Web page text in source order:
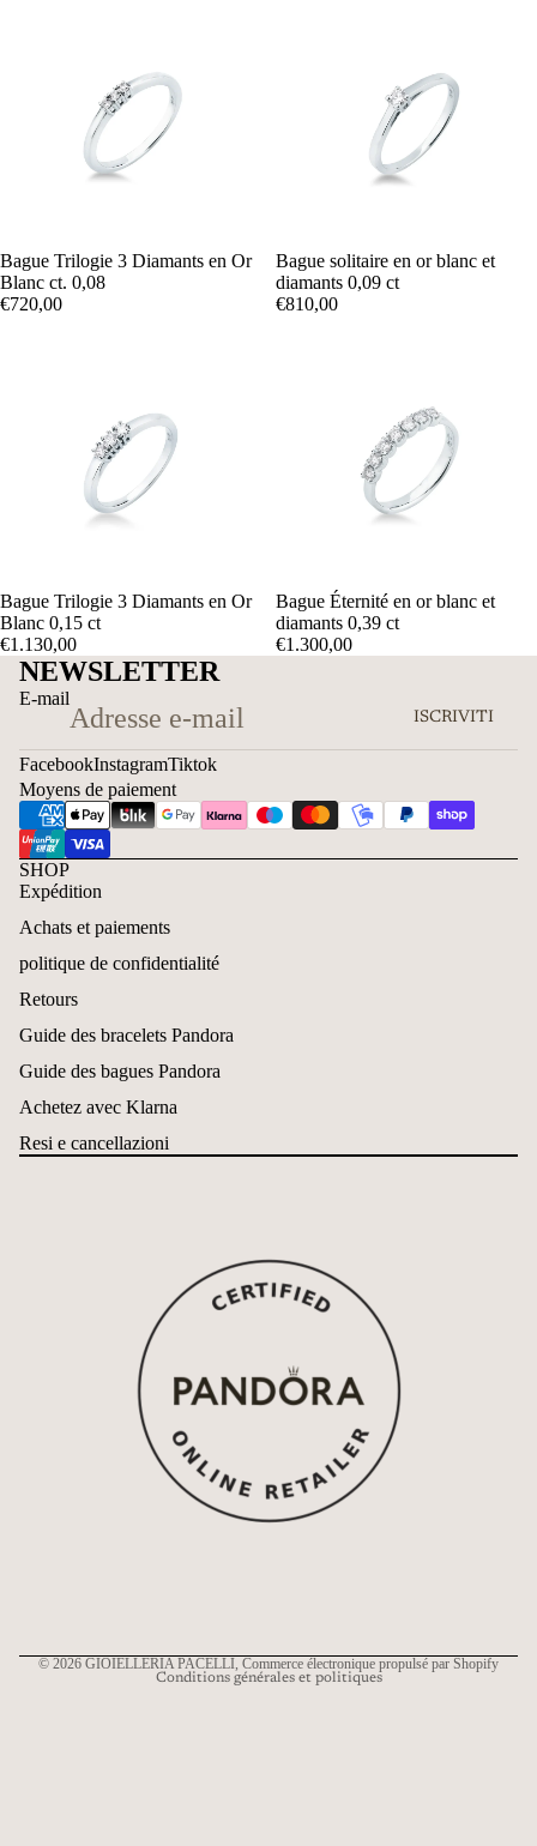
Bague Trilogie 3 Diamants en Or
Blanc ct. 0,08
€720,00
Bague solitaire en or blanc et
diamants 0,09 ct
€810,00
Bague Trilogie 3 Diamants en Or
Blanc 0,15 ct
€1.130,00
Bague Éternité en or blanc et
diamants 0,39 ct
€1.300,00
NEWSLETTER
E-mail
ISCRIVITI
FacebookInstagramTiktok
Moyens de paiement
SHOP
Expédition
Achats et paiements
politique de confidentialité
Retours
Guide des bracelets Pandora
Guide des bagues Pandora
Achetez avec Klarna
Resi e cancellazioni
© 2026 GIOIELLERIA PACELLI, Commerce électronique propulsé par Shopify
Conditions générales et politiques
Politique de remboursement